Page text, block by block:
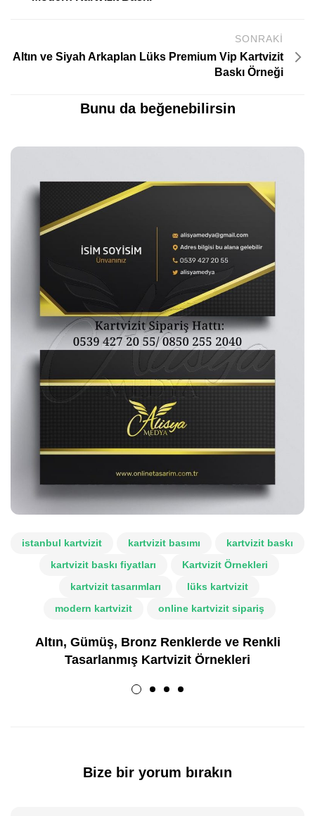
SONRAKI
Altın ve Siyah Arkaplan Lüks Premium Vip Kartvizit
Baskı Örneği
Bunu da beğenebilirsin
istanbul kartvizit kartvizit basımı
kartvizit baskı
kartvizit baskı fiyatları
Kartvizit Örnekleri
kartvizit tasarımları
lüks kartvizit
modern kartvizit
online kartvizit sipariş
Altın, Gümüş, Bronz Renklerde ve Renkli
Tasarlanmış Kartvizit Örnekleri
Bize bir yorum bırakın